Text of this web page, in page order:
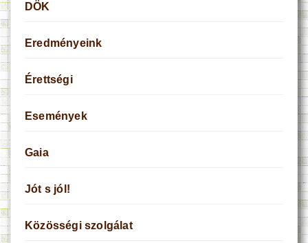
DÖK
Eredményeink
Érettségi
Események
Gaia
Jót s jól!
Közösségi szolgálat